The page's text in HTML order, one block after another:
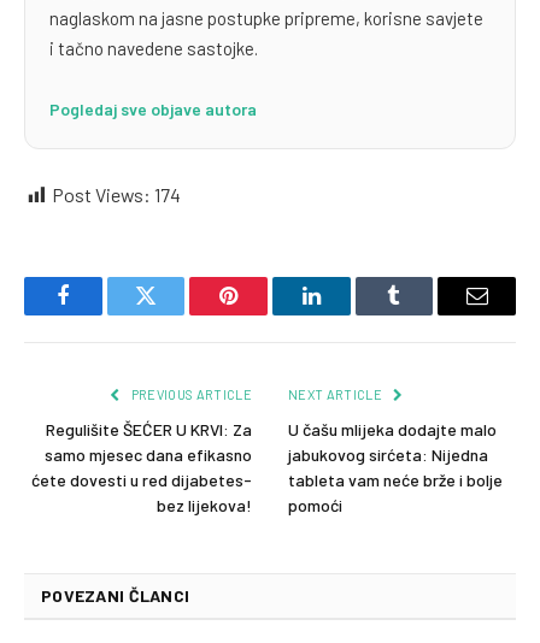
naglaskom na jasne postupke pripreme, korisne savjete
i tačno navedene sastojke.
Pogledaj sve objave autora
Post Views: 174
FacebookTwitter Pinterest LinkedInTumblr Email
PREVIOUS ARTICLE
Regulišite ŠEĆER U KRVI: Za
samo mjesec dana efikasno
ćete dovesti u red dijabetes-
bez lijekova!
NEXT ARTICLE
U čašu mlijeka dodajte malo
jabukovog sirćeta: Nijedna
tableta vam neće brže i bolje
pomoći
POVEZANI ČLANCI